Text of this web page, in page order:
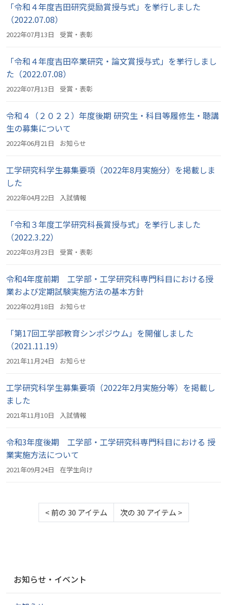
「令和４年度吉田研究奨励賞授与式」を挙行しました
（2022.07.08）
2022年07月13日 受賞・表彰
「令和４年度吉田卒業研究・論文賞授与式」を挙行しまし
た（2022.07.08）
2022年07月13日 受賞・表彰
令和４（２０２２）年度後期 研究生・科目等履修生・聴講
生の募集について
2022年06月21日 お知らせ
工学研究科学生募集要項（2022年8月実施分）を掲載しま
した
2022年04月22日 入試情報
「令和３年度工学研究科長賞授与式」を挙行しました
（2022.3.22）
2022年03月23日 受賞・表彰
令和4年度前期 工学部・工学研究科専門科目における授
業および定期試験実施方法の基本方針
2022年02月18日 お知らせ
「第17回工学部教育シンポジウム」を開催しました
（2021.11.19）
2021年11月24日 お知らせ
工学研究科学生募集要項（2022年2月実施分等）を掲載し
ました
2021年11月10日 入試情報
令和3年度後期 工学部・工学研究科専門科目における 授
業実施方法について
2021年09月24日 在学生向け
<前の 30 アイテム 次の 30 アイテム >
ゲ
お知らせ・イベント